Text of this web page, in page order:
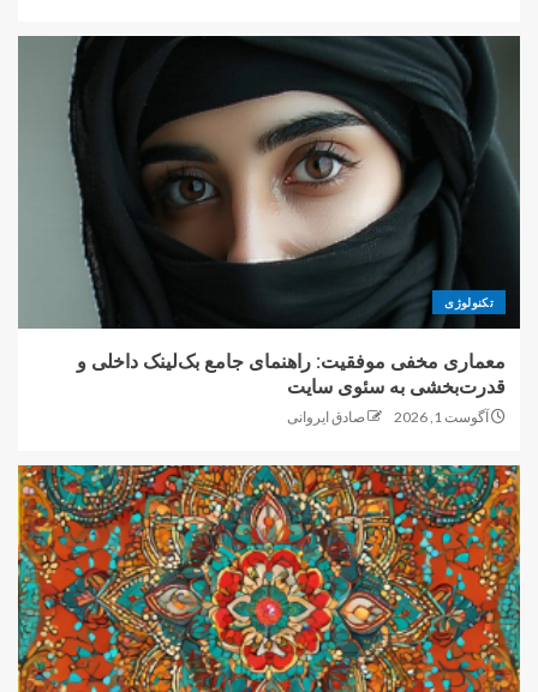
تکنولوژی
معماری مخفی موفقیت: راهنمای جامع بک‌لینک داخلی و
قدرت‌بخشی به سئوی سایت
آگوست 1, 2026 صادق ایروانی